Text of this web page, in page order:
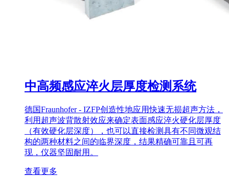
中高频感应淬火层厚度检测系统
德国Fraunhofer - IZFP创造性地应用快速无损超声方法，
利用超声波背散射效应来确定表面感应淬火硬化层厚度
（有效硬化层深度），也可以直接检测具有不同微观结
构的两种材料之间的临界深度，结果精确可靠且可再
现，仪器坚固耐用。
查看更多